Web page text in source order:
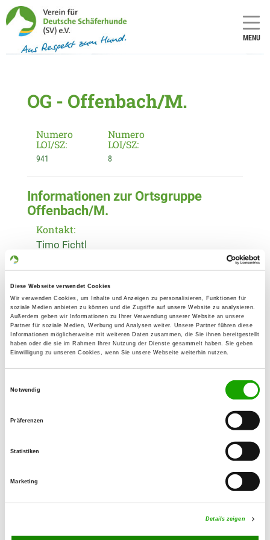
Diese Webseite verwendet Cookies
Wir verwenden Cookies, um Inhalte und Anzeigen zu personalisieren, Funktionen für
soziale Medien anbieten zu können und die Zugriffe auf unsere Website zu analysieren.
Außerdem geben wir Informationen zu Ihrer Verwendung unserer Website an unsere
Partner für soziale Medien, Werbung und Analysen weiter. Unsere Partner führen diese
Informationen möglicherweise mit weiteren Daten zusammen, die Sie ihnen bereitgestellt
haben oder die sie im Rahmen Ihrer Nutzung der Dienste gesammelt haben. Sie geben
Einwilligung zu unseren Cookies, wenn Sie unsere Webseite weiterhin nutzen.
Notwendig
Präferenzen
Statistiken
Marketing
Details zeigen
MENU
OG - Offenbach/M.
Numero
LOI/SZ:
941
Numero
LOI/SZ:
8
Informationen zur Ortsgruppe
Offenbach/M.
Kontakt:
Timo Fichtl
63452 Hanau
Übungsplatz:
An der Klingenstr.
63075 Offenbach Waldheim
Handy:
0176 22020852
Homepage:
Faehrte, Schutzdienst